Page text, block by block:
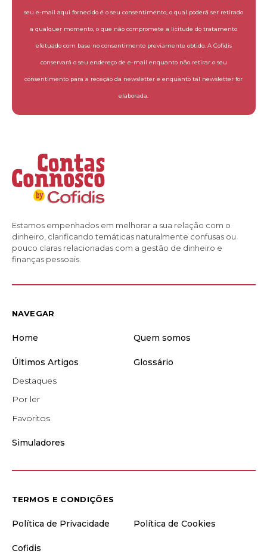
seu e-mail aqui fornecido é o seu consentimento, o qual poderá ser retirado
a qualquer momento, o que não compromete a licitude do tratamento
efetuado com base no consentimento previamente obtido. A Cofidis
conservará o seu endereço de e-mail enquanto não retirar o seu
consentimento para a receção da newsletter e enquanto tal newsletter for
elaborada.
Estamos empenhados em melhorar a sua relação com o
dinheiro, clarificando temáticas naturalmente confusas ou
pouco claras relacionadas com a gestão de dinheiro e
finanças pessoais.
NAVEGAR
Home Quem somos
Últimos Artigos
Destaques
Por ler
Favoritos
Glossário
Simuladores
TERMOS E CONDIÇÕES
Política de Privacidade Política de Cookies
Cofidis